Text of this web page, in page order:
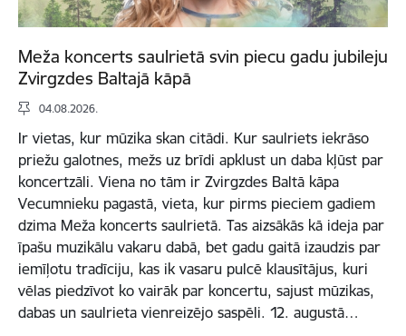
Meža koncerts saulrietā svin piecu gadu jubileju
Zvirgzdes Baltajā kāpā
04.08.2026.
Ir vietas, kur mūzika skan citādi. Kur saulriets iekrāso
priežu galotnes, mežs uz brīdi apklust un daba kļūst par
koncertzāli. Viena no tām ir Zvirgzdes Baltā kāpa
Vecumnieku pagastā, vieta, kur pirms pieciem gadiem
dzima Meža koncerts saulrietā. Tas aizsākās kā ideja par
īpašu muzikālu vakaru dabā, bet gadu gaitā izaudzis par
iemīļotu tradīciju, kas ik vasaru pulcē klausītājus, kuri
vēlas piedzīvot ko vairāk par koncertu, sajust mūzikas,
dabas un saulrieta vienreizējo saspēli. 12. augustā…